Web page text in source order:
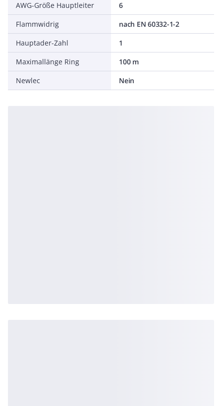
AWG-Größe Hauptleiter
6
Flammwidrig
nach EN 60332-1-2
Hauptader-Zahl
1
Maximallänge Ring
100 m
Newlec
Nein